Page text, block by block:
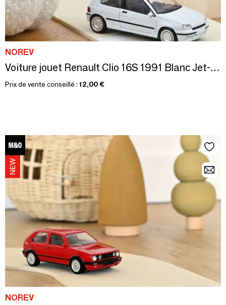
NOREV
Voiture jouet Renault Clio 16S 1991 Blanc Jet-car 1/43
Prix de vente conseillé : 12,00 €
NOREV